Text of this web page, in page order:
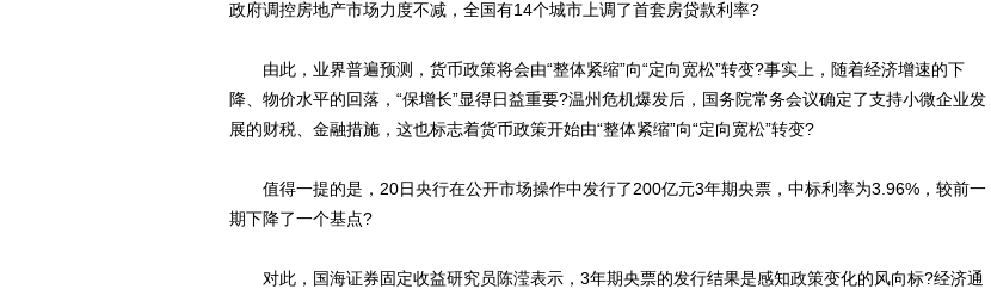
政府调控房地产市场力度不减，全国有14个城市上调了首套房贷款利率?
由此，业界普遍预测，货币政策将会由“整体紧缩”向“定向宽松”转变?事实上，随着经济增速的下
降、物价水平的回落，“保增长”显得日益重要?温州危机爆发后，国务院常务会议确定了支持小微企业发
展的财税、金融措施，这也标志着货币政策开始由“整体紧缩”向“定向宽松”转变?
值得一提的是，20日央行在公开市场操作中发行了200亿元3年期央票，中标利率为3.96%，较前一
期下降了一个基点?
对此，国海证券固定收益研究员陈滢表示，3年期央票的发行结果是感知政策变化的风向标?经济通